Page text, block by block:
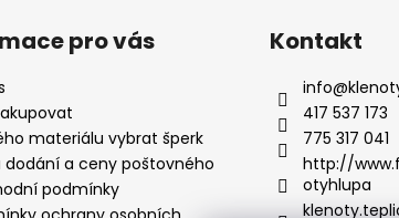
pro vás
materiálu vybrat šperk
dodání a ceny poštovného
podmínky
Kontakt
info@
417 537 173
775 317 041
http://
otyhlupa